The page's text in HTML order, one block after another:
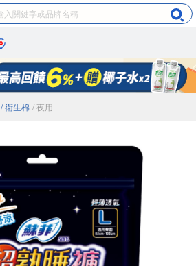
/ 衛生棉 / 夜用